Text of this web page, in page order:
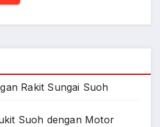
Rakit Sungai Suoh
Suoh dengan Motor